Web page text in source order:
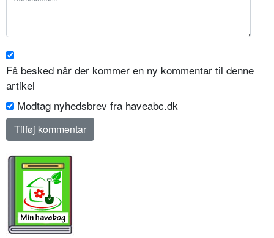
Få besked når der kommer en ny kommentar til denne
artikel
Modtag nyhedsbrev fra haveabc.dk